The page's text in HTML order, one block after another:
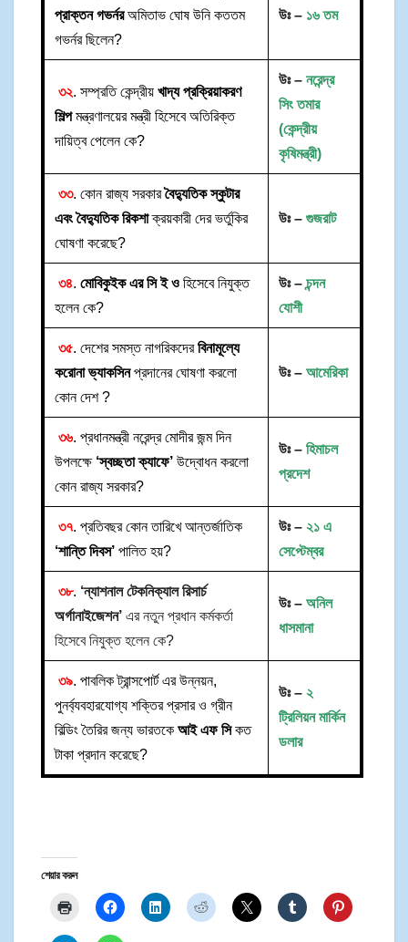
প্রাক্তন গভর্নরঅমিতাভ ঘোষ উনি কততম
গভর্নর ছিলেন?
উঃ – ১৬ তম
৩২. সম্প্রতি কেন্দ্রীয়খাদ্য প্রক্রিয়াকরণ
শিল্পমন্ত্রণালয়ের মন্ত্রী হিসেবে অতিরিক্ত
দায়িত্ব পেলেন কে?
উঃ –নরেন্দ্র
সিং তমার
(কেন্দ্রীয়
কৃষিমন্ত্রী)
৩৩. কোন রাজ্য সরকারবৈদ্যুতিক স্কুটার
এবং বৈদ্যুতিক রিকশাক্রয়কারী দের ভর্তুকির
ঘোষণা করেছে?
উঃ – গুজরাট
৩৪. মোবিকুইক এর সি ই ও হিসেবে নিযুক্ত
হলেন কে?
উঃ –চন্দন
যোশী
৩৫. দেশের সমস্ত নাগরিকদেরবিনামূল্যে
করোনা ভ্যাকসিনপ্রদানের ঘোষণা করলো
কোন দেশ ?
উঃ –আমেরিকা
৩৬. প্রধানমন্ত্রী নরেন্দ্র মোদীর জন্ম দিন
উপলক্ষে ‘স্বচ্ছতা ক্যাফে’ উদ্বোধন করলো
কোন রাজ্য সরকার?
উঃ –হিমাচল
প্রদেশ
৩৭. প্রতিবছর কোন তারিখে আন্তর্জাতিক
‘শান্তি দিবস’ পালিত হয়?
উঃ – ২১ এ
সেপ্টেম্বর
৩৮. ‘ন্যাশনাল টেকনিক্যাল রিসার্চ
অর্গানাইজেশন’এর নতুন প্রধান কর্মকর্তা
হিসেবে নিযুক্ত হলেন কে?
উঃ –অনিল
ধাসমানা
৩৯. পাবলিক ট্রান্সপোর্ট এর উন্নয়ন,
পুনর্ব্যবহারযোগ্য শক্তির প্রসার ও গ্রীন
বিল্ডিং তৈরির জন্য ভারতকে আই এফ সিকত
টাকা প্রদান করেছে?
উঃ – ২
ট্রিলিয়ন মার্কিন
ডলার
শেয়ার করুন